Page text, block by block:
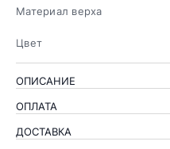
Материал верха
Цвет
ОПИСАНИЕ
ОПЛАТА
ДОСТАВКА